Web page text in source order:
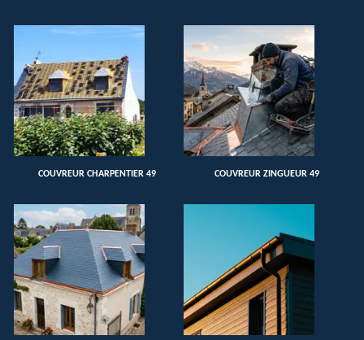
COUVREUR CHARPENTIER 49 COUVREUR ZINGUEUR 49